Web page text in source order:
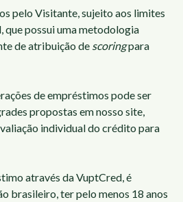
pelo Visitante, sujeito aos limites
que possui uma metodologia
de atribuição de scoringpara
de empréstimos pode ser
propostas em nosso site,
individual do crédito para
através da VuptCred, é
brasileiro, ter pelo menos 18 anos